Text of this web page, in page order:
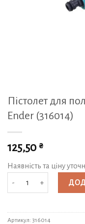
Пістолет для
Ender (316014)
125,50 ₴
Наявність та ціну
Пістолет для поливу 5
Артикул: 316014